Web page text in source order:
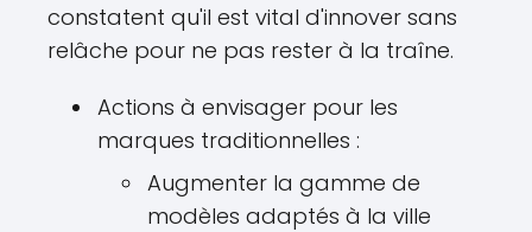
constatent qu'il est vital d'innover sans
relâche pour ne pas rester à la traîne.
Actions à envisager pour les
marques traditionnelles :
Augmenter la gamme de
modèles adaptés à la ville